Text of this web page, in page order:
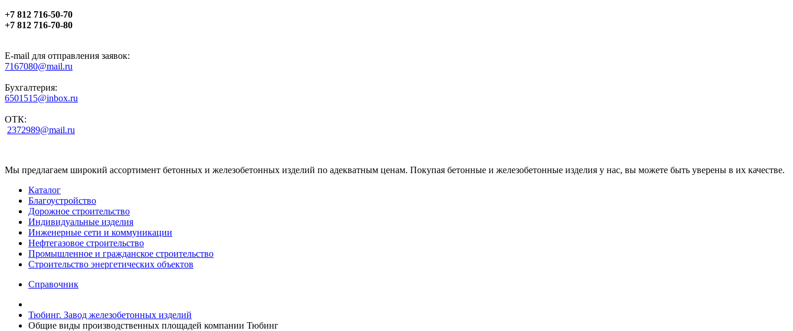
+7 812 716-50-70
+7 812 716-70-80
E-mail для отправления заявок:
7167080@mail.ru
Бухгалтерия:
6501515@inbox.ru
ОТК:
2372989@mail.ru
Мы предлагаем широкий ассортимент бетонных и железобетонных изделий по адекватным ценам. Покупая бетонные и железобетонные изделия у нас, вы можете быть уверены в их качестве.
Каталог
Благоустройство
Дорожное строительство
Индивидуальные изделия
Инженерные сети и коммуникации
Нефтегазовое строительство
Промышленное и гражданское строительство
Строительство энергетических объектов
Справочник
Тюбинг. Завод железобетонных изделий
Общие виды производственных площадей компании Тюбинг